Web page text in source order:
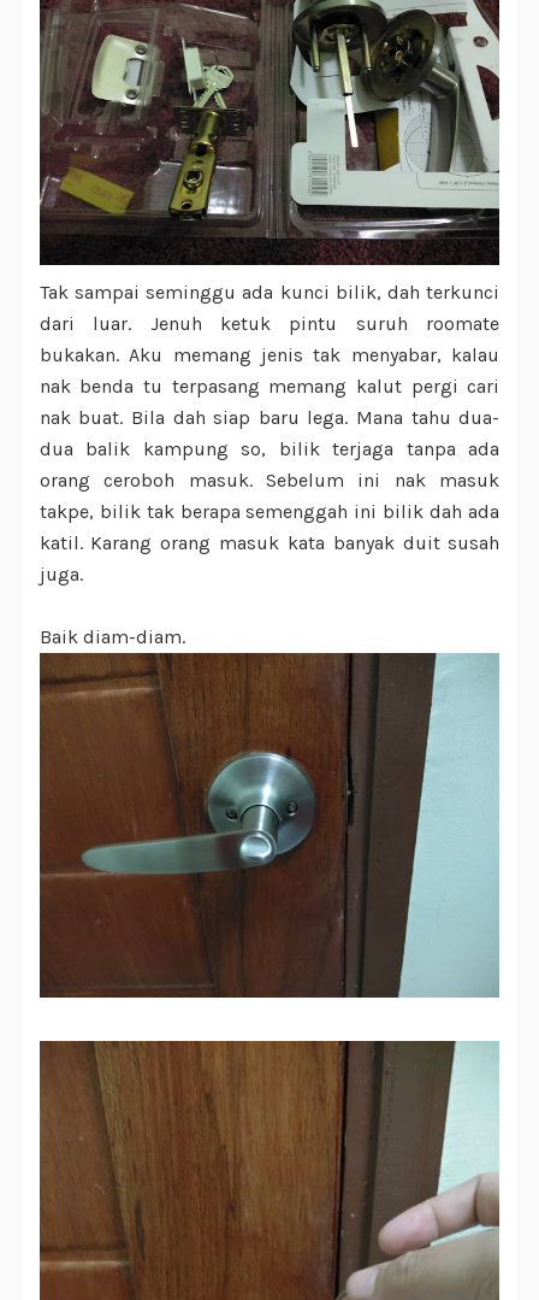
Tak sampai seminggu ada kunci bilik, dah terkunci
dari luar. Jenuh ketuk pintu suruh roomate
bukakan. Aku memang jenis tak menyabar, kalau
nak benda tu terpasang memang kalut pergi cari
nak buat. Bila dah siap baru lega. Mana tahu dua-
dua balik kampung so, bilik terjaga tanpa ada
orang ceroboh masuk. Sebelum ini nak masuk
takpe, bilik tak berapa semenggah ini bilik dah ada
katil. Karang orang masuk kata banyak duit susah
juga.
Baik diam-diam.